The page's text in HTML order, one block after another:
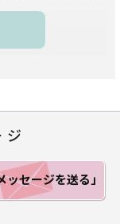
ッセージを送る」